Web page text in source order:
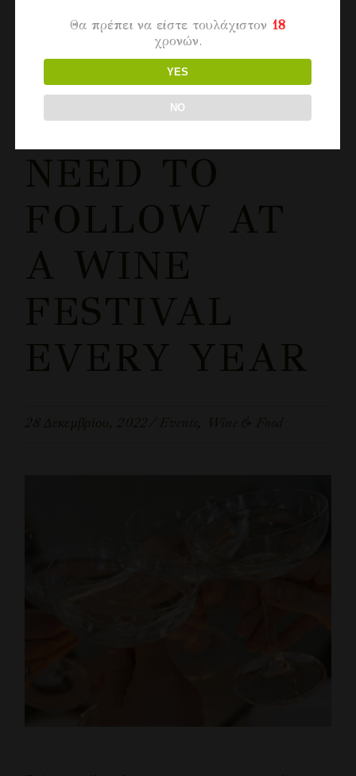
RULES YOU
NEED TO
FOLLOW AT
A WINE
FESTIVAL
EVERY YEAR
28 Δεκεμβρίου, 2022 Events Wine & Food
Θα πρέπει να είστε τουλάχιστον 18
χρονών.
YES
NO